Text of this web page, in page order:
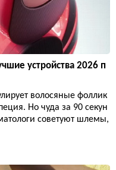
устройства 2026 п
волосяные фоллик
Но чуда за 90 секун
советуют шлемы,